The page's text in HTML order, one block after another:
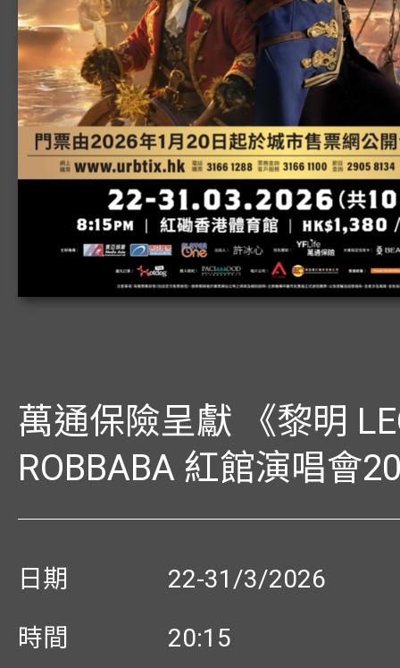
萬通保險呈獻 《黎明
ROBBABA 紅館演唱會
日期
22-31/3/2026
時間
20:15